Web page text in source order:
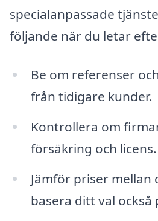
specialanpassade
följande när du letar
Be om referenser
från tidigare kunder.
Kontrollera om
försäkring och licens.
Jämför priser mellan
basera ditt val också